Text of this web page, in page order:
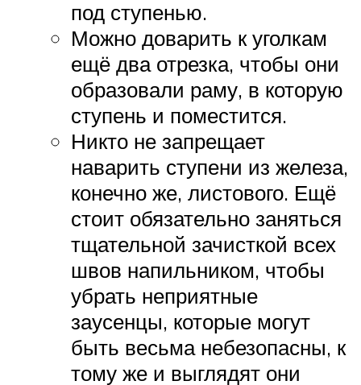
под ступенью.
Можно доварить к уголкам
ещё два отрезка, чтобы они
образовали раму, в которую
ступень и поместится.
Никто не запрещает
наварить ступени из железа,
конечно же, листового. Ещё
стоит обязательно заняться
тщательной зачисткой всех
швов напильником, чтобы
убрать неприятные
заусенцы, которые могут
быть весьма небезопасны, к
тому же и выглядят они